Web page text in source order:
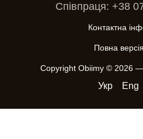
Співпраця: +38
Контактна
Повна
Copyright Obiimy © 2026 —
Укр Eng